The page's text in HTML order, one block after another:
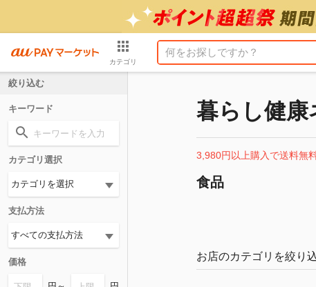
カテゴリ
暮らし健康
3,980円以上購入で送料無
食品
お店のカテゴリを絞り
絞り込む
キーワード
カテゴリ選択
支払方法
価格